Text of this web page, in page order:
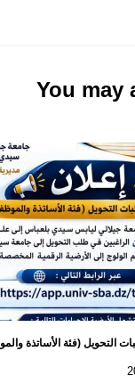
You may
التحويل (فئة الأساتذة